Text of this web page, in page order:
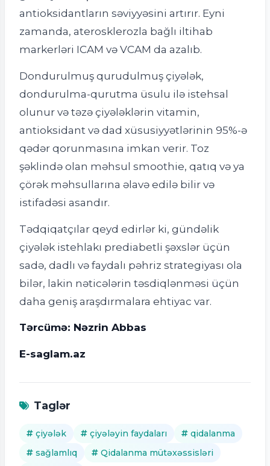
antioksidantların səviyyəsini artırır. Eyni
zamanda, aterosklerozla bağlı iltihab
markerləri ICAM və VCAM da azalıb.
Dondurulmuş qurudulmuş çiyələk,
dondurulma-qurutma üsulu ilə istehsal
olunur və təzə çiyələklərin vitamin,
antioksidant və dad xüsusiyyətlərinin 95%-ə
qədər qorunmasına imkan verir. Toz
şəklində olan məhsul smoothie, qatıq və ya
çörək məhsullarına əlavə edilə bilir və
istifadəsi asandır.
Tədqiqatçılar qeyd edirlər ki, gündəlik
çiyələk istehlakı prediabetli şəxslər üçün
sadə, dadlı və faydalı pəhriz strategiyası ola
bilər, lakin nəticələrin təsdiqlənməsi üçün
daha geniş araşdırmalara ehtiyac var.
Tərcümə: Nəzrin Abbas
E-saglam.az
Taglər
çiyələk çiyələyin faydaları
qidalanma
sağlamlıq
Qidalanma mütəxəssisləri